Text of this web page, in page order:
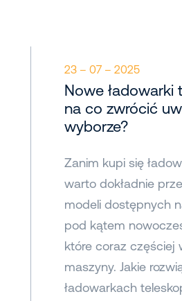
23 – 07 – 2025
Nowe ładowarki
na co zwrócić
wyborze?
Zanim kupi się
warto dokładnie
modeli dostępnych
pod kątem
które coraz częściej
maszyny. Jakie
ładowarkach